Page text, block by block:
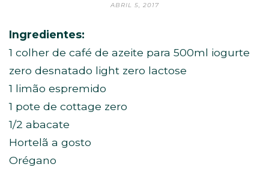
ABRIL 5, 2017
Ingredientes:
1 colher de café de azeite para 500ml iogurte
zero desnatado light zero lactose
1 limão espremido
1 pote de cottage zero
1/2 abacate
Hortelã a gosto
Orégano